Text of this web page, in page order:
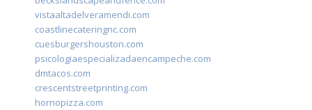
vistaaltadelveramendi.com
coastlinecateringnc.com
cuesburgershouston.com
psicologiaespecializadaencampeche.com
dmtacos.com
crescentstreetprinting.com
hornopizza.com